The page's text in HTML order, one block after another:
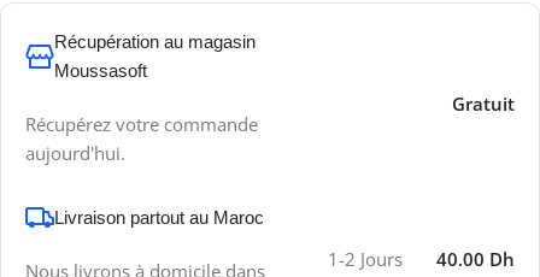
Récupération au magasin
Moussasoft
Récupérez votre commande
aujourd'hui.
Gratuit
Livraison partout au Maroc
Nous livrons à domicile dans
1-2 Jours 40.00 Dh